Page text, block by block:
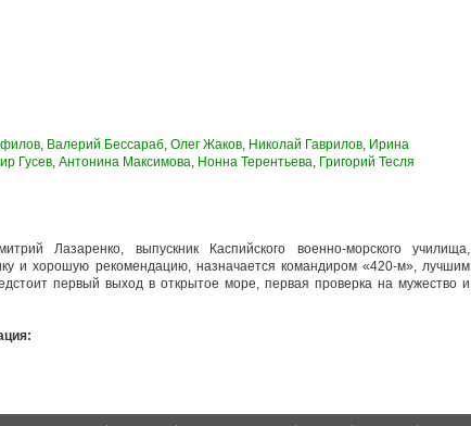
, Валерий Бессараб, Олег Жаков, Николай Гаврилов, Ирина
Гусев, Антонина Максимова, Нонна Терентьева, Григорий Тесля
Лазаренко, выпускник Каспийского военно-морского училища,
и хорошую рекомендацию, назначается командиром «420-м», лучшим
первый выход в открытое море, первая проверка на мужество и